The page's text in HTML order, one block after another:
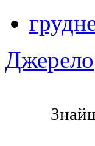
Джерело